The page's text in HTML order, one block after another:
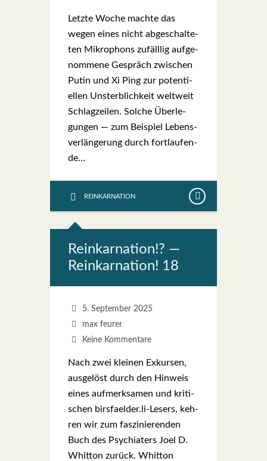
Letz­te Woche mach­te das
wegen eines nicht abge­schal­te­
ten Mikro­phons zufäll­lig auf­ge­
nom­me­ne Gespräch zwi­schen
Putin und Xi Ping zur poten­ti­
el­len Unsterb­lich­keit welt­weit
Schlag­zei­len. Sol­che Über­le­
gun­gen — zum Bei­spiel Lebens­
ver­län­ge­rung durch fort­lau­fen­
de…
REINKARNATION
Reinkar­na­ti­on!? —
Reinkar­na­ti­on! 18
5. September 2025
max feurer
Keine Kommentare
Nach zwei klei­nen Exkur­sen,
aus­ge­löst durch den Hin­weis
eines auf­merk­sa­men und kri­ti­
schen birsfaelder.li-Lesers, keh­
ren wir zum fas­zi­nie­ren­den
Buch des Psych­ia­ters Joel D.
Whit­ton zurück. Whit­ton